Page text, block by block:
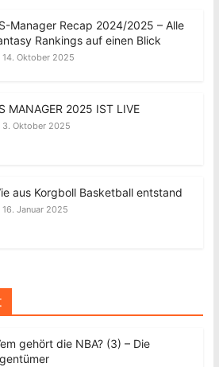
Manager Recap 2024/2025 – Alle
Rankings auf einen Blick
14. Oktober 2025
MANAGER 2025 IST LIVE
3. Oktober 2025
aus Korgboll Basketball entstand
16. Januar 2025
gehört die NBA? (3) – Die